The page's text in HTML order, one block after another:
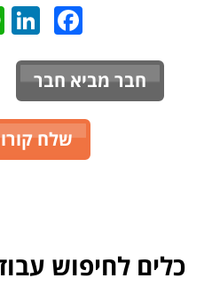
חבר מביא חבר
שלח
כלים לחיפוש